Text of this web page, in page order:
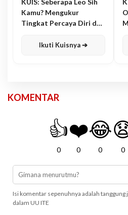
KUIS: Seberapa Leo Sih
Kamu? Mengukur
Tingkat Percaya Diri dan
Ikuti Kuisnya ➔
KOMENTAR
👍
0
❤️
0
😂
0 0
Isi komentar sepenuhnya adalah tanggung
dalam UU ITE